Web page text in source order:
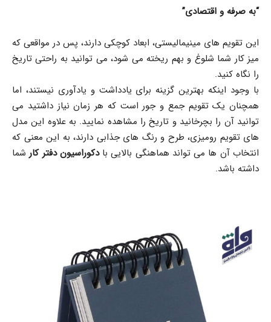
“به صرفه و اقتصادی”
این تقویم های مینیمالیستی، ابعاد کوچکی دارند، پس در مواقعی که
میز کار شما شلوغ و بهم ریخته می شود، می توانید به راحتی تاریخ
را نگاه کنید.
با وجود اینکه بهترین گزینه برای یادداشت و یادآوری نیستند، اما
همچنان یک تقویم جمع و جور است که هر زمان نیاز داشتید می
توانید آن را بچرخانید و تاریخ را مشاهده نمایید. به علاوه این مدل
های تقویم رومیزی، طرح و رنگ های جذابی دارند، به این معنی که
انتخاب آن ها می تواند هماهنگی بالایی با دکوراسیون دفتر کارشما
داشته باشد.